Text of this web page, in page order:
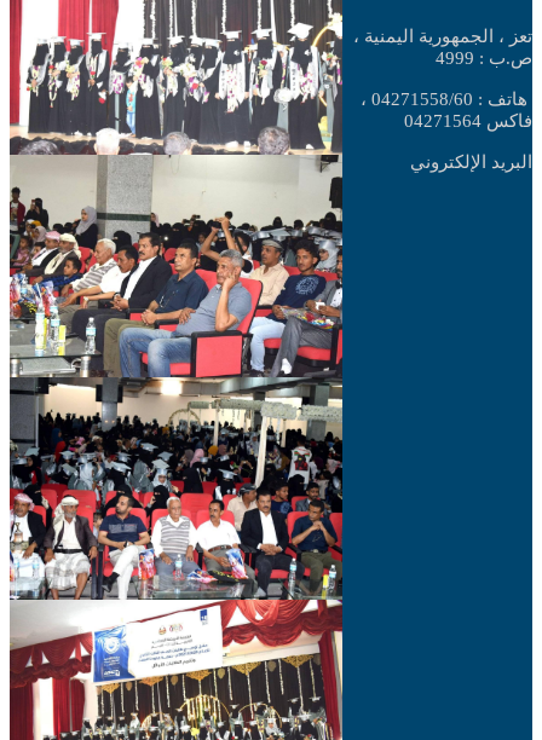
تعز ، الجمهورية اليمنية ،
ص.ب : 4999
هاتف : 04271558/60 ،
فاكس 04271564
البريد الإلكتروني